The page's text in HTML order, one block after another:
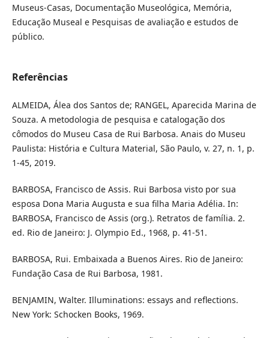
Museus-Casas, Documentação Museológica, Memória,
Educação Museal e Pesquisas de avaliação e estudos de
público.
Referências
ALMEIDA, Álea dos Santos de; RANGEL, Aparecida Marina de
Souza. A metodologia de pesquisa e catalogação dos
cômodos do Museu Casa de Rui Barbosa. Anais do Museu
Paulista: História e Cultura Material, São Paulo, v. 27, n. 1, p.
1-45, 2019.
BARBOSA, Francisco de Assis. Rui Barbosa visto por sua
esposa Dona Maria Augusta e sua filha Maria Adélia. In:
BARBOSA, Francisco de Assis (org.). Retratos de família. 2.
ed. Rio de Janeiro: J. Olympio Ed., 1968, p. 41-51.
BARBOSA, Rui. Embaixada a Buenos Aires. Rio de Janeiro:
Fundação Casa de Rui Barbosa, 1981.
BENJAMIN, Walter. Illuminations: essays and reflections.
New York: Schocken Books, 1969.